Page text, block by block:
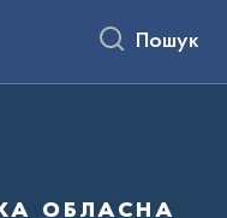
Пошук
обласна